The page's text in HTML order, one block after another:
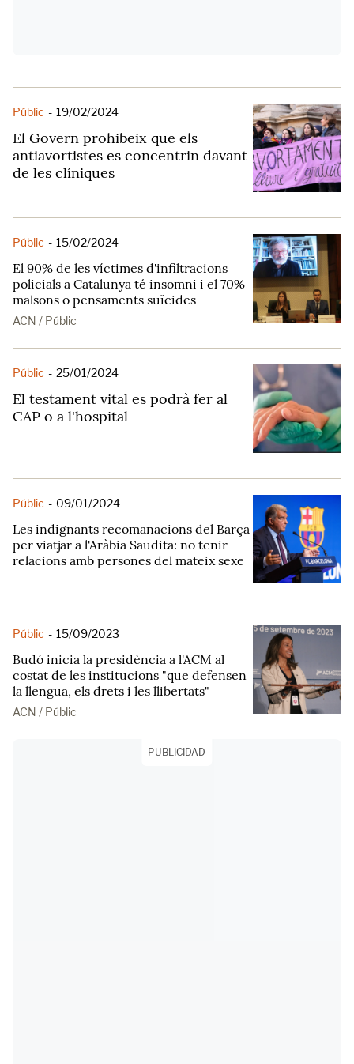
Públic - 19/02/2024
El Govern prohibeix que els
antiavortistes es concentrin davant
de les clíniques
Públic - 15/02/2024
El 90% de les víctimes d'infiltracions
policials a Catalunya té insomni i el 70%
malsons o pensaments suïcides
ACN / Públic
Públic - 25/01/2024
El testament vital es podrà fer al
CAP o a l'hospital
Públic - 09/01/2024
Les indignants recomanacions del Barça
per viatjar a l'Aràbia Saudita: no tenir
relacions amb persones del mateix sexe
Públic - 15/09/2023
Budó inicia la presidència a l'ACM al
costat de les institucions "que defensen
la llengua, els drets i les llibertats"
ACN / Públic
PUBLICIDAD